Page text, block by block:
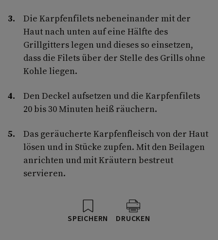
Die Karpfenfilets nebeneinander mit der
Haut nach unten auf eine Hälfte des
Grillgitters legen und dieses so einsetzen,
dass die Filets über der Stelle des Grills ohne
Kohle liegen.
Den Deckel aufsetzen und die Karpfenfilets
20 bis 30 Minuten heiß räuchern.
Das geräucherte Karpfenfleisch von der Haut
lösen und in Stücke zupfen. Mit den Beilagen
anrichten und mit Kräutern bestreut
servieren.
SPEICHERN DRUCKEN